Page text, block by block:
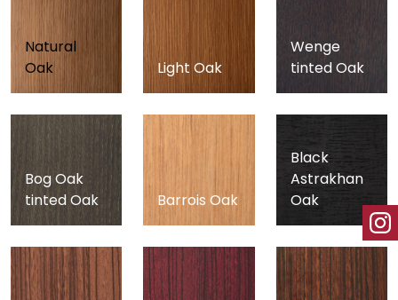
Natural
Oak
Light Oak
Wenge
tinted Oak
Bog Oak
tinted Oak
Barrois Oak
Black
Astrakhan
Oak